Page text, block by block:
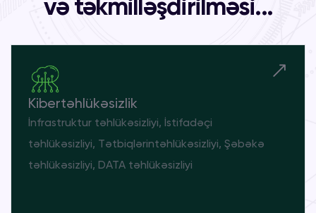
və təkmilləşdirilməsi...
Kibertəhlükəsizlik
İnfrastruktur təhlükəsizliyi, İstifadəçi
təhlükəsizliyi, Tətbiqlərintəhlükəsizliyi, Şəbəkə
təhlükəsizliyi, DATA təhlükəsizliyi